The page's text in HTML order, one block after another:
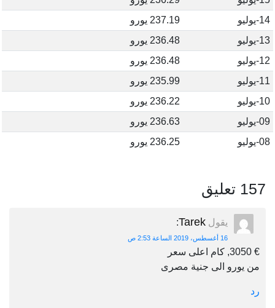
14-يوليو
237.19 يورو
13-يوليو
236.48 يورو
12-يوليو
236.48 يورو
11-يوليو
235.99 يورو
10-يوليو
236.22 يورو
09-يوليو
236.63 يورو
08-يوليو
236.25 يورو
157 تعليق
يقول Tarek
:
16 أغسطس، 2019 الساعة 2:53 ص
€ 3050, كام اعلى سعر
من يورو الى جنية مصرى
رد